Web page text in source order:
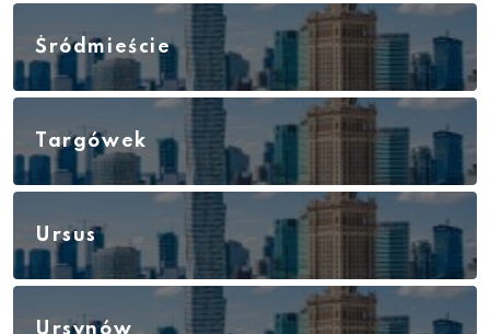
Śródmieście
Targówek
Ursus
Ursynów